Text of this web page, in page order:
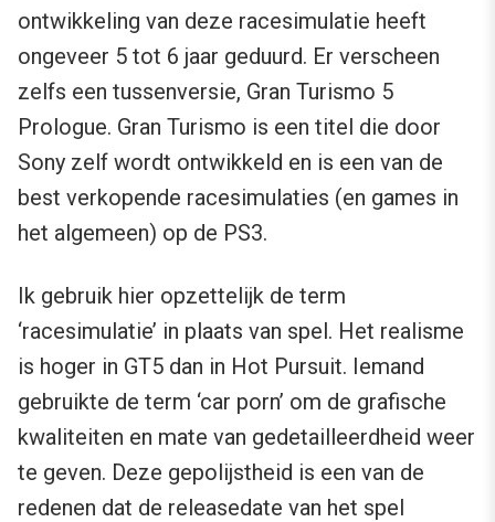
ontwikkeling van deze racesimulatie heeft
ongeveer 5 tot 6 jaar geduurd. Er verscheen
zelfs een tussenversie, Gran Turismo 5
Prologue. Gran Turismo is een titel die door
Sony zelf wordt ontwikkeld en is een van de
best verkopende racesimulaties (en games in
het algemeen) op de PS3.
Ik gebruik hier opzettelijk de term
‘racesimulatie’ in plaats van spel. Het realisme
is hoger in GT5 dan in Hot Pursuit. Iemand
gebruikte de term ‘car porn’ om de grafische
kwaliteiten en mate van gedetailleerdheid weer
te geven. Deze gepolijstheid is een van de
redenen dat de releasedate van het spel